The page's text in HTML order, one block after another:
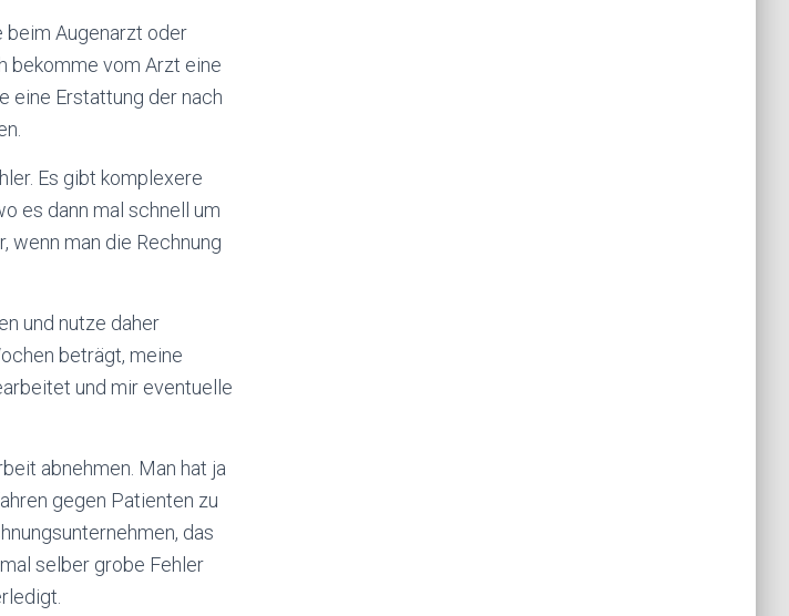
beim Augenarzt oder
bekomme vom Arzt eine
eine Erstattung der nach
Es gibt komplexere
es dann mal schnell um
wenn man die Rechnung
und nutze daher
beträgt, meine
und mir eventuelle
abnehmen. Man hat ja
gegen Patienten zu
das
selber grobe Fehler